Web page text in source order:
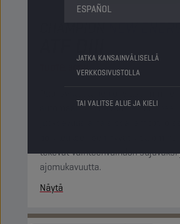
ESPAÑOL
JATKA KANSAINVÄLISELLÄ
VERKKOSIVUSTOLLA
TAI VALITSE ALUE JA KIELI
3006
automaattivaihteistoille.
tekevät vaihteenvaihdon
ajomukavuutta.
Näytä